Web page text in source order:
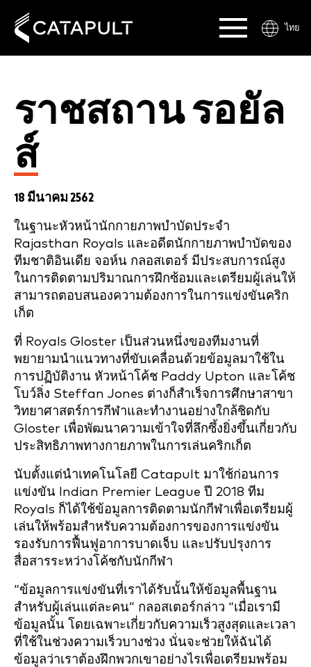
ไทย
ราชสถาน รอยัล
ส์
18 มีนาคม 2562
ในฐานะหัวหน้านักกายภาพบำบัดประจำ
Rajasthan Royals และอดีตนักกายภาพบำบัดของ
ทีมชาติอินเดีย จอห์น กลอสเตอร์ มีประสบการณ์สูง
ในการติดตามปริมาณการฝึกซ้อมและเตรียมผู้เล่นให้
สามารถตอบสนองความต้องการในการแข่งขันคริก
เก็ต
ที่ Royals Gloster เป็นส่วนหนึ่งของทีมงานที่
พยายามนำแนวทางที่ขับเคลื่อนด้วยข้อมูลมาใช้ใน
การปฏิบัติงาน หัวหน้าโค้ช Paddy Upton และโค้ช
โบว์ลิ่ง Steffan Jones ต่างก็สำเร็จการศึกษาสาขา
วิทยาศาสตร์การกีฬาและทำงานอย่างใกล้ชิดกับ
Gloster เพื่อพัฒนาความเข้าใจที่ลึกซึ้งยิ่งขึ้นเกี่ยวกับ
ประสิทธิภาพทางกายภาพในการเล่นคริกเก็ต
นับตั้งแต่นำเทคโนโลยี Catapult มาใช้ก่อนการ
แข่งขัน Indian Premier League ปี 2018 ทีม
Royals ก็ได้ใช้ข้อมูลการติดตามนักกีฬาเพื่อเตรียมผู้
เล่นให้พร้อมสำหรับความต้องการของการแข่งขัน
รองรับการฟื้นฟูอาการบาดเจ็บ และปรับปรุงการ
สื่อสารระหว่างโค้ชกับนักกีฬา
“ข้อมูลการแข่งขันที่เราได้รับนั้นให้ข้อมูลพื้นฐาน
สำหรับผู้เล่นแต่ละคน” กลอสเตอร์กล่าว “เมื่อเรามี
ข้อมูลนั้น โดยเฉพาะเกี่ยวกับความเร็วสูงสุดและเวลา
ที่ใช้ในช่วงความเร็วบางช่วง นั่นจะช่วยให้ฉันได้
ข้อมูลว่าเราต้องฝึกพวกเขาอย่างไรเพื่อเตรียมพร้อม